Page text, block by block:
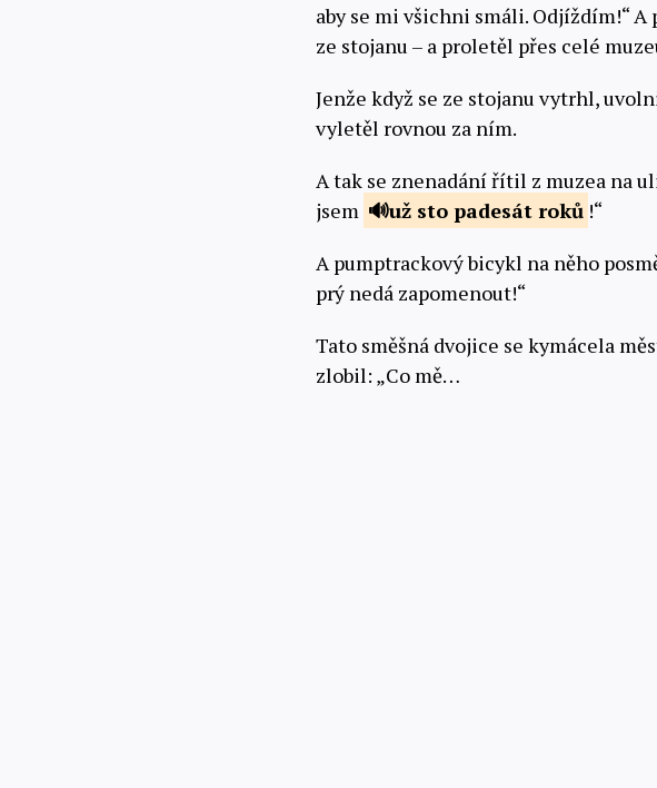
aby se mi všichni smáli. Odjíždím!“ A
ze stojanu – a proletěl přes celé
Jenže když se ze stojanu vytrhl,
vyletěl rovnou za ním.
A tak se znenadání řítil z muzea na
jsem
už sto padesát roků !“
A pumptrackový bicykl na něho
prý nedá zapomenout!“
Tato směšná dvojice se kymácela
zlobil: „Co mě…